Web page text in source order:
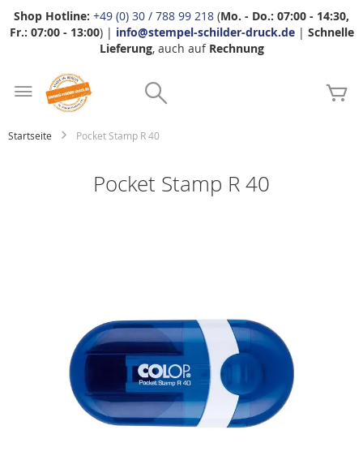
Shop Hotline: +49 (0) 30 / 788 99 218 (Mo. - Do.: 07:00 - 14:30,
Fr.: 07:00 - 13:00) | info@stempel-schilder-druck.de| Schnelle
Lieferung, auch auf Rechnung
Startseite Pocket Stamp R 40
Pocket Stamp R 40